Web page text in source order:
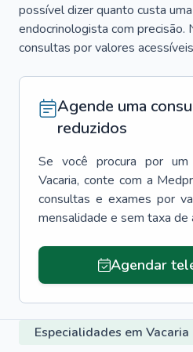
possível dizer quanto custa
endocrinologista com precisão.
consultas por valores
Agende uma
reduzidos
Se você procura por um
Vacaria, conte com a
consultas e exames por
mensalidade e sem taxa de
Agendar
Especialidades em Vacaria